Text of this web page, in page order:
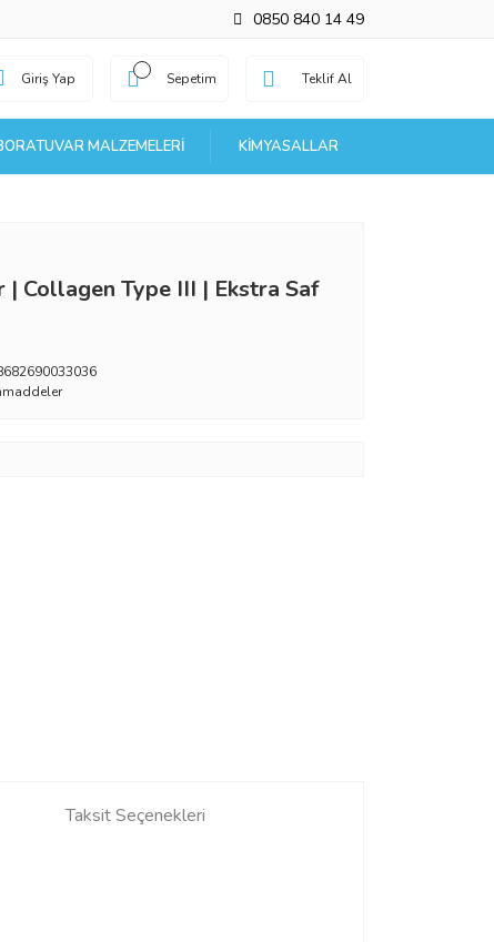
0850 840 14 49
Giriş Yap Sepetim Teklif Al
MALZEMELERI KIMYASALLAR
‎Collagen Type III | Ekstra Saf
Taksit Seçenekleri